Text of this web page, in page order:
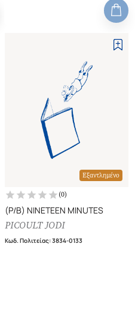
Εξαντλημένο
(0)
(P/B) NINETEEN MINUTES
PICOULT JODI
Κωδ. Πολιτείας:3834-0133